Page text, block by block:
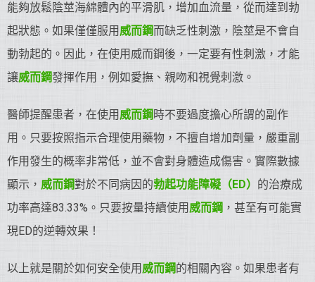
能夠放鬆陰莖海綿體內的平滑肌，增加血流量，從而達到勃
起狀態。如果僅僅服用 威而鋼而缺乏性刺激，陰莖是不會自
動勃起的。因此，在使用威而鋼後，一定要有性刺激，才能
讓威而鋼發揮作用，例如愛撫、親吻和視覺刺激。
醫師提醒患者，在使用 威而鋼 時不要過度擔心所謂的副作
用。只要按照指示合理使用藥物，不擅自增加劑量，嚴重副
作用發生的概率非常低，並不會對身體造成傷害。實際數據
顯示， 威而鋼對於不同病因的勃起功能障礙（ED） 的治療成
功率高達83.33%。只要按量持續使用 威而鋼 ，甚至有可能實
現ED的逆轉效果！
以上就是關於如何安全使用 威而鋼的相關內容。如果患者有